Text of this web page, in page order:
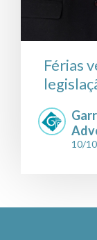
Férias
10/